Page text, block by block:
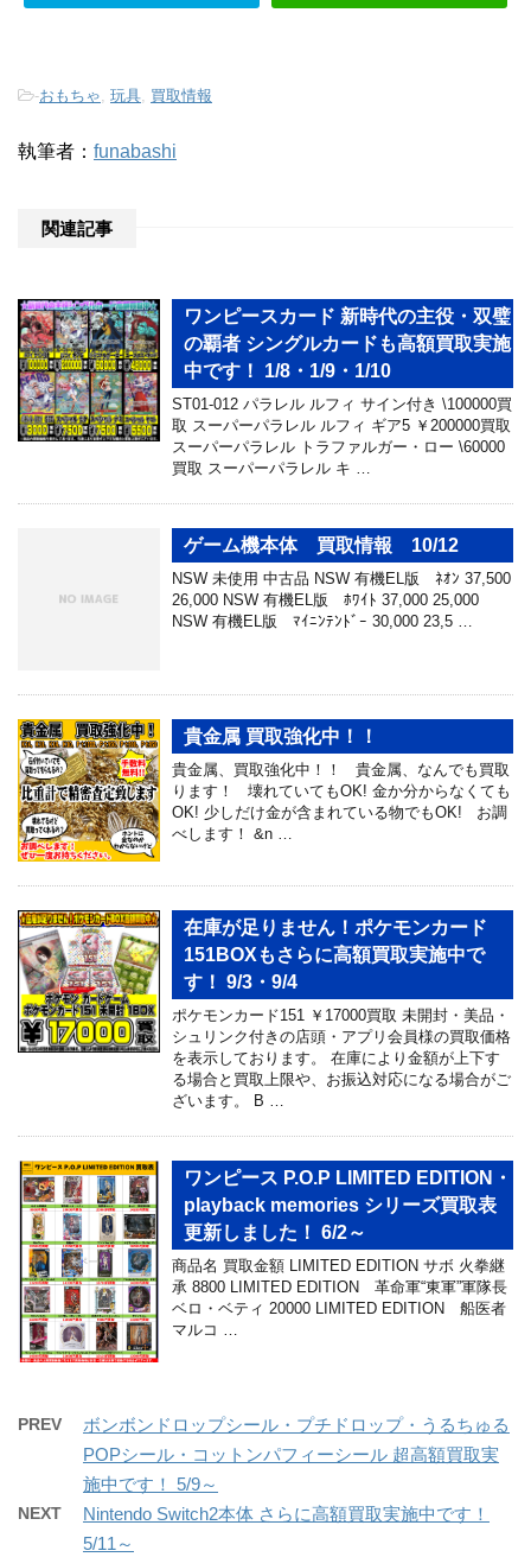
-おもちゃ 玩具 買取情報
執筆者： funabashi
関連記事
ワンピースカード 新時代の主役・双璧
の覇者 シングルカードも高額買取実施
中です！ 1/8・1/9・1/10
ST01-012 パラレル ルフィ サイン付き \100000買
取 スーパーパラレル ルフィ ギア5 ￥200000買取
スーパーパラレル トラファルガー・ロー \60000
買取 スーパーパラレル キ …
ゲーム機本体 買取情報 10/12
NSW 未使用 中古品 NSW 有機EL版 ﾈｵﾝ 37,500
26,000 NSW 有機EL版 ﾎﾜｲﾄ 37,000 25,000
NSW 有機EL版 ﾏｲﾆﾝﾃﾝﾄﾞｰ 30,000 23,5 …
貴金属 買取強化中！！
貴金属、買取強化中！！ 貴金属、なんでも買取
ります！ 壊れていてもOK! 金か分からなくても
OK! 少しだけ金が含まれている物でもOK! お調
べします！ &n …
在庫が足りません！ポケモンカード
151BOXもさらに高額買取実施中で
す！ 9/3・9/4
ポケモンカード151 ￥17000買取 未開封・美品・
シュリンク付きの店頭・アプリ会員様の買取価格
を表示しております。 在庫により金額が上下す
る場合と買取上限や、お振込対応になる場合がご
ざいます。 B …
ワンピース P.O.P LIMITED EDITION・
playback memories シリーズ買取表
更新しました！ 6/2～
商品名 買取金額 LIMITED EDITION サボ 火拳継
承 8800 LIMITED EDITION 革命軍“東軍”軍隊長
ベロ・ベティ 20000 LIMITED EDITION 船医者
マルコ …
PREV
ボンボンドロップシール・プチドロップ・うるちゅる
POPシール・コットンパフィーシール 超高額買取実
施中です！ 5/9～
NEXT
Nintendo Switch2本体 さらに高額買取実施中です！
5/11～